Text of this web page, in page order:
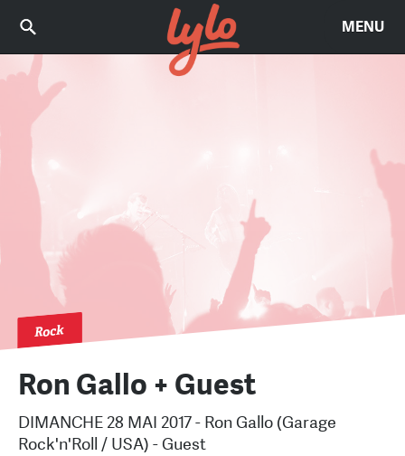
MENU
Rock
Ron Gallo + Guest
DIMANCHE 28 MAI 2017 - Ron Gallo (Garage
Rock'n'Roll / USA) - Guest